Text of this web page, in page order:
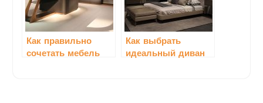
Как правильно
сочетать мебель
Как выбрать
идеальный диван